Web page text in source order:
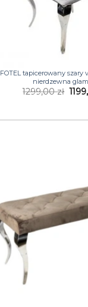
FOTEL tapicerowany szary
nierdzewna
1299,00zł
cena